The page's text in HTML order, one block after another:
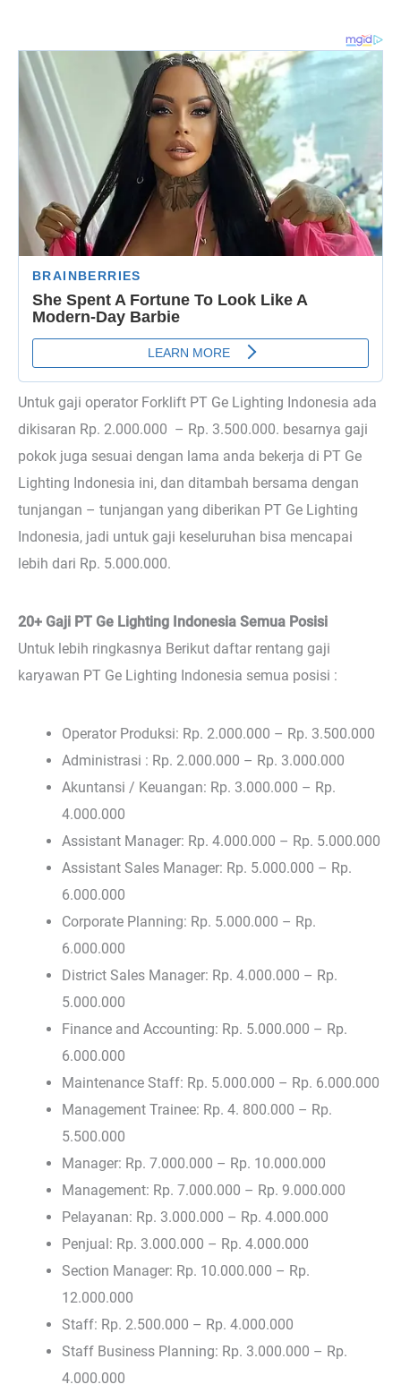
Untuk gaji operator Forklift PT Ge Lighting Indonesia ada
dikisaran Rp. 2.000.000 – Rp. 3.500.000. besarnya gaji
pokok juga sesuai dengan lama anda bekerja di PT Ge
Lighting Indonesia ini, dan ditambah bersama dengan
tunjangan – tunjangan yang diberikan PT Ge Lighting
Indonesia, jadi untuk gaji keseluruhan bisa mencapai
lebih dari Rp. 5.000.000.
20+ Gaji PT Ge Lighting Indonesia Semua Posisi
Untuk lebih ringkasnya Berikut daftar rentang gaji
karyawan PT Ge Lighting Indonesia semua posisi :
Operator Produksi: Rp. 2.000.000 – Rp. 3.500.000
Administrasi : Rp. 2.000.000 – Rp. 3.000.000
Akuntansi / Keuangan: Rp. 3.000.000 – Rp.
4.000.000
Assistant Manager: Rp. 4.000.000 – Rp. 5.000.000
Assistant Sales Manager: Rp. 5.000.000 – Rp.
6.000.000
Corporate Planning: Rp. 5.000.000 – Rp.
6.000.000
District Sales Manager: Rp. 4.000.000 – Rp.
5.000.000
Finance and Accounting: Rp. 5.000.000 – Rp.
6.000.000
Maintenance Staff: Rp. 5.000.000 – Rp. 6.000.000
Management Trainee: Rp. 4. 800.000 – Rp.
5.500.000
Manager: Rp. 7.000.000 – Rp. 10.000.000
Management: Rp. 7.000.000 – Rp. 9.000.000
Pelayanan: Rp. 3.000.000 – Rp. 4.000.000
Penjual: Rp. 3.000.000 – Rp. 4.000.000
Section Manager: Rp. 10.000.000 – Rp.
12.000.000
Staff: Rp. 2.500.000 – Rp. 4.000.000
Staff Business Planning: Rp. 3.000.000 – Rp.
4.000.000